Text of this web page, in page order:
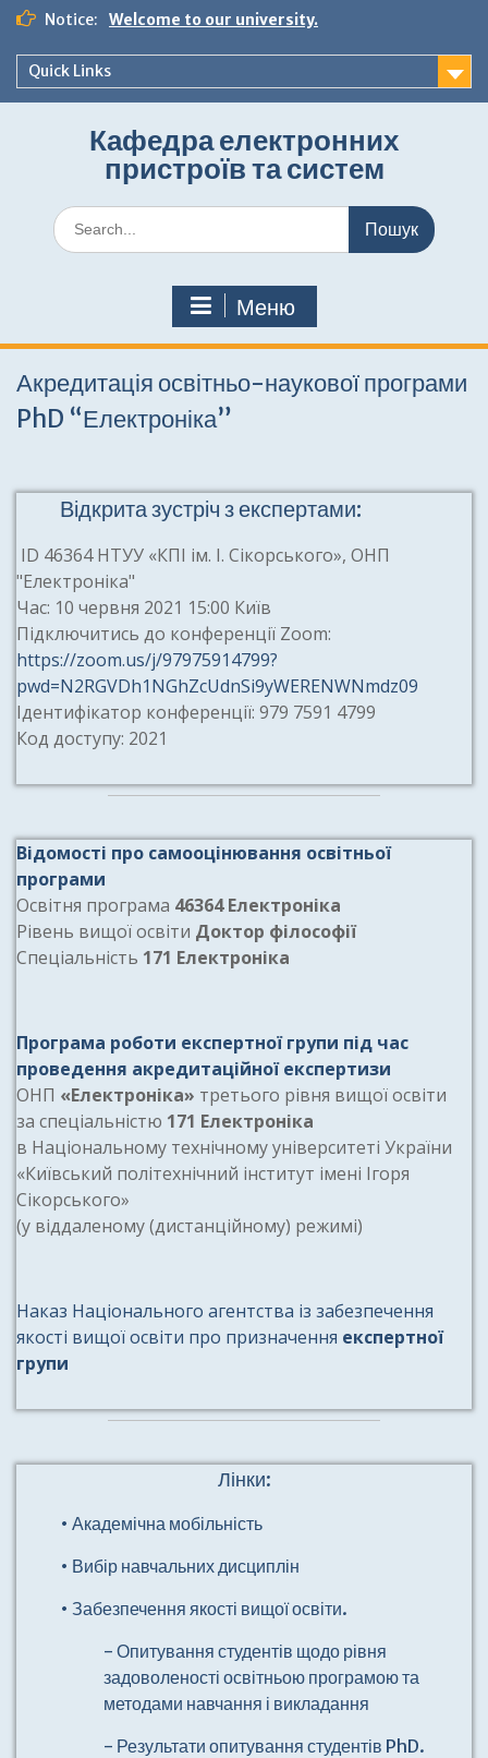
Перейти
вмісту
Notice: Welcome to our university.
Quick Links
Кафедра електронних
пристроїв та систем
Шукати:
Меню
Акредитація освітньо-наукової програми
PhD “Електроніка”
Відкрита зустріч з експертами:
ID 46364 НТУУ «КПІ ім. І. Сікорського», ОНП
"Електроніка"
Час: 10 червня 2021 15:00 Київ
Підключитись до конференції Zoom:
https://zoom.us/j/97975914799?
pwd=N2RGVDh1NGhZcUdnSi9yWERENWNmdz09
Ідентифікатор конференції: 979 7591 4799
Код доступу: 2021
Відомості про самооцінювання освітньої
програми
Освітня програма 46364 Електроніка
Рівень вищої освіти Доктор філософії
Спеціальність 171 Електроніка
Програма роботи експертної групи під час
проведення акредитаційної експертизи
ОНП «Електроніка» третього рівня вищої освіти
за спеціальністю 171 Електроніка
в Національному технічному університеті України
«Київський політехнічний інститут імені Ігоря
Сікорського»
(у віддаленому (дистанційному) режимі)
Наказ Національного агентства із забезпечення
якості вищої освіти про призначення експертної
групи
Лінки:
• Академічна мобільність
• Вибір навчальних дисциплін
• Забезпечення якості вищої освіти.
- Опитування студентів щодо рівня
задоволеності освітньою програмою та
методами навчання і викладання
- Результати опитування студентів PhD.